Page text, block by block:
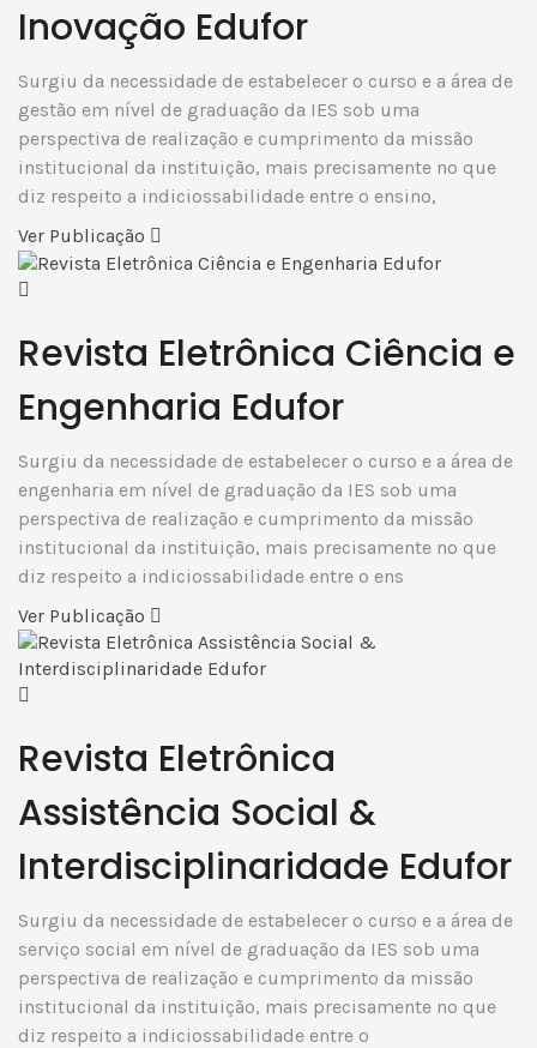
Inovação Edufor
Surgiu da necessidade de estabelecer o curso e a área de
gestão em nível de graduação da IES sob uma
perspectiva de realização e cumprimento da missão
institucional da instituição, mais precisamente no que
diz respeito a indiciossabilidade entre o ensino,
Ver Publicação
Revista Eletrônica Ciência e
Engenharia Edufor
Surgiu da necessidade de estabelecer o curso e a área de
engenharia em nível de graduação da IES sob uma
perspectiva de realização e cumprimento da missão
institucional da instituição, mais precisamente no que
diz respeito a indiciossabilidade entre o ens
Ver Publicação
Revista Eletrônica
Assistência Social &
Interdisciplinaridade Edufor
Surgiu da necessidade de estabelecer o curso e a área de
serviço social em nível de graduação da IES sob uma
perspectiva de realização e cumprimento da missão
institucional da instituição, mais precisamente no que
diz respeito a indiciossabilidade entre o